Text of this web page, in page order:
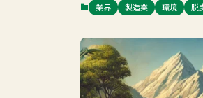
業界 製造業 環境 脱